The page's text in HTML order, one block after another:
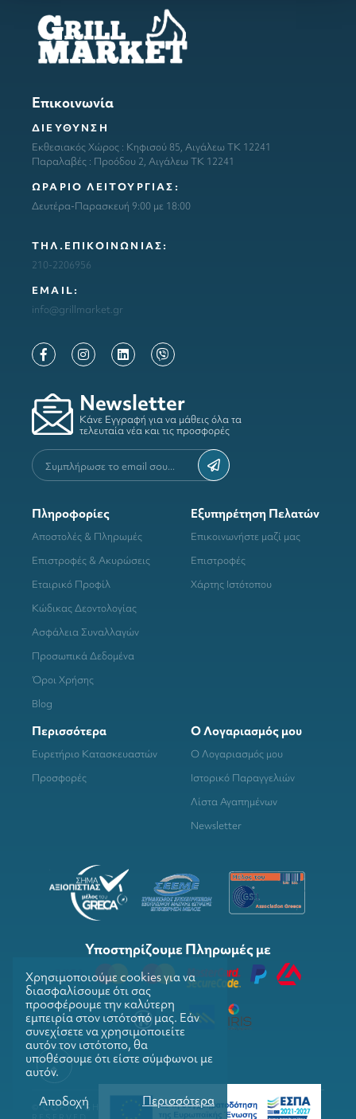
Επικοινωνία
ΔΙΕΥΘΥΝΣΗ
Εκθεσιακός Χώρος : Κηφισού 85, Αιγάλεω ΤΚ 12241
Παραλαβές : Προόδου 2, Αιγάλεω ΤΚ 12241
ΩΡΑΡΙΟ ΛΕΙΤΟΥΡΓΙΑΣ:
Δευτέρα-Παρασκευή 9:00 με 18:00
ΤΗΛ.ΕΠΙΚΟΙΝΩΝΙΑΣ:
210-2206956
ΕΜΑΙL:
info@grillmarket.gr
Newsletter
Κάνε Εγγραφή για να μάθεις όλα τα
τελευταία νέα και τις προσφορές
Πληροφορίες
Αποστολές & Πληρωμές
Επιστροφές & Ακυρώσεις
Εταιρικό Προφίλ
Κώδικας Δεοντολογίας
Ασφάλεια Συναλλαγών
Προσωπικά Δεδομένα
Όροι Χρήσης
Blog
Εξυπηρέτηση Πελατών
Επικοινωνήστε μαζί μας
Επιστροφές
Χάρτης Ιστότοπου
Περισσότερα
Ευρετήριο Κατασκευαστών
Προσφορές
Ο Λογαριασμός μου
Ο Λογαριασμός μου
Ιστορικό Παραγγελιών
Λίστα Αγαπημένων
Newsletter
Υποστηρίζουμε Πληρωμές με
© COPYRIGHTS 2026. GRILLMARKET. ALL RIGHTS
Χρησιμοποιούμε cookies για να
διασφαλίσουμε ότι σας
προσφέρουμε την καλύτερη
εμπειρία στον ιστότοπό μας. Εάν
συνεχίσετε να χρησιμοποιείτε
αυτόν τον ιστότοπο, θα
υποθέσουμε ότι είστε σύμφωνοι με
αυτόν.
Αποδοχή
Περισσότερα